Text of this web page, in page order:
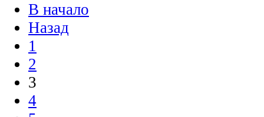
В начало
Назад
1
2
3
4